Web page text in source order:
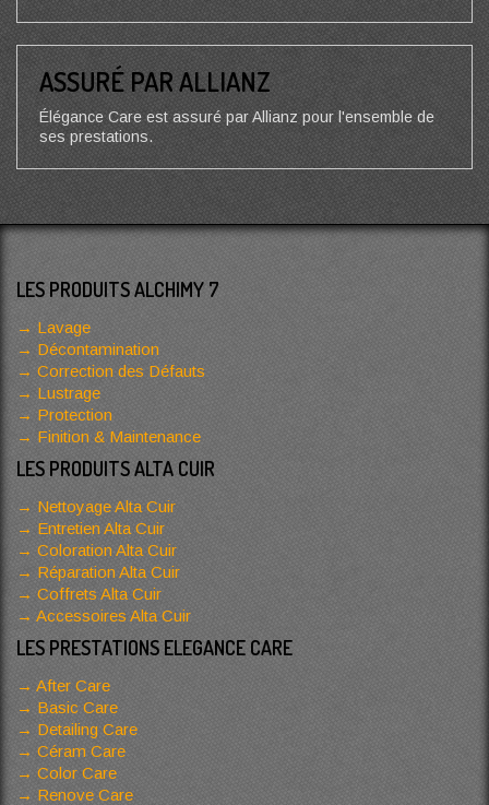
ASSURÉ PAR ALLIANZ
Élégance Care est assuré par Allianz pour l'ensemble de
ses prestations.
LES PRODUITS ALCHIMY 7
Lavage
Décontamination
Correction des Défauts
Lustrage
Protection
Finition & Maintenance
LES PRODUITS ALTA CUIR
Nettoyage Alta Cuir
Entretien Alta Cuir
Coloration Alta Cuir
Réparation Alta Cuir
Coffrets Alta Cuir
Accessoires Alta Cuir
LES PRESTATIONS ELEGANCE CARE
After Care
Basic Care
Detailing Care
Céram Care
Color Care
Renove Care